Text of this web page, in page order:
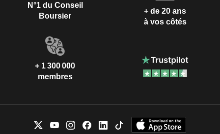
N°1 du Conseil
Boursier
+ de 20 ans
à vos côtés
+ 1 300 000
membres